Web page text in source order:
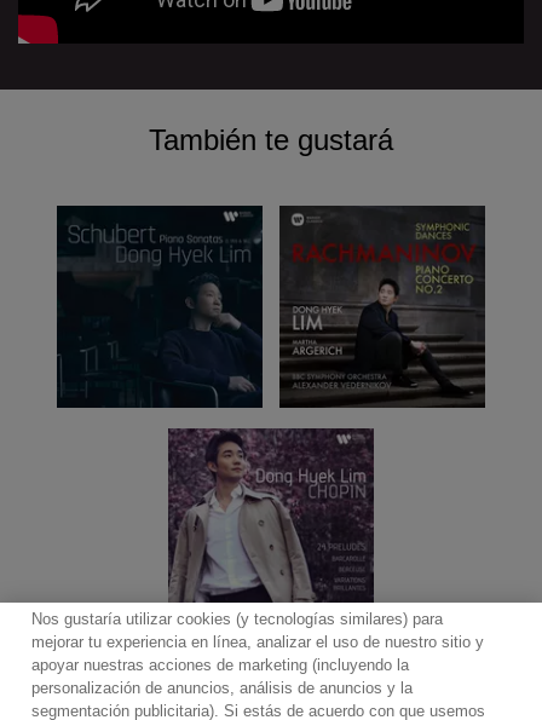
También te gustará
Nos gustaría utilizar cookies (y tecnologías similares) para
mejorar tu experiencia en línea, analizar el uso de nuestro sitio y
apoyar nuestras acciones de marketing (incluyendo la
personalización de anuncios, análisis de anuncios y la
segmentación publicitaria). Si estás de acuerdo con que usemos